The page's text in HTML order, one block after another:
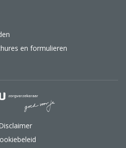
en formulieren